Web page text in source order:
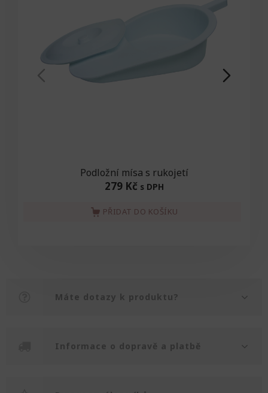
Podložní mísa s rukojetí
279 Kč s DPH
PŘIDAT DO KOŠÍKU
Máte dotazy k produktu?
Informace o dopravě a platbě